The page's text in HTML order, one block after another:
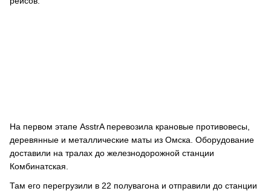
На первом этапе AsstrA перевозила крановые противовесы,
деревянные и металлические маты из Омска. Оборудование
доставили на тралах до железнодорожной станции
Комбинатская.
Там его перегрузили в 22 полувагона и отправили до станции